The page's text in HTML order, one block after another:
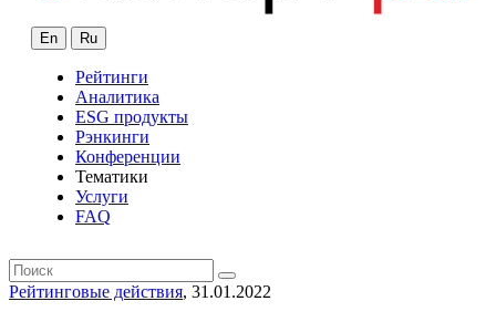
En Ru
Рейтинги
Аналитика
ESG продукты
Рэнкинги
Конференции
Тематики
Услуги
FAQ
Рейтинговые действия, 31.01.2022